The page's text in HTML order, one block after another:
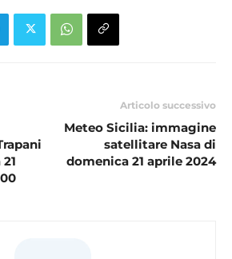
Articolo successivo
Meteo Sicilia: immagine
satellitare Nasa di
domenica 21 aprile 2024